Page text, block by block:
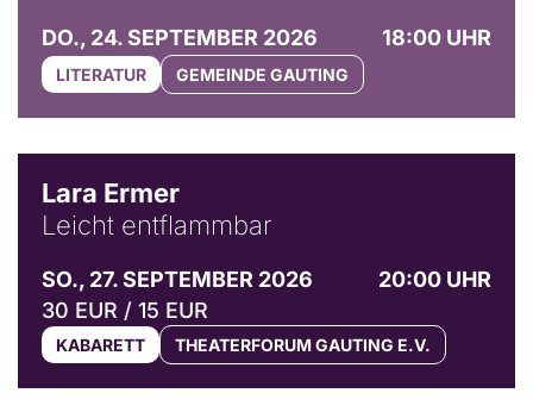
DO., 24. SEPTEMBER 2026 18:00 UHR
LITERATUR GEMEINDE GAUTING
Lara Ermer
Leicht entflammbar
SO., 27. SEPTEMBER 2026
20:00 UHR
30 EUR / 15 EUR
KABARETT THEATERFORUM GAUTING E.V.